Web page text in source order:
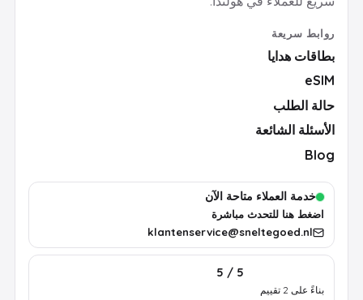
روابط سريعة
بطاقات هدايا
eSIM
حالة الطلب
الأسئلة الشائعة
Blog
خدمة العملاء متاحة الآن
اضغط هنا للتحدث مباشرة
klantenservice@sneltegoed.nl
5 / 5
بناءً على 2 تقييم